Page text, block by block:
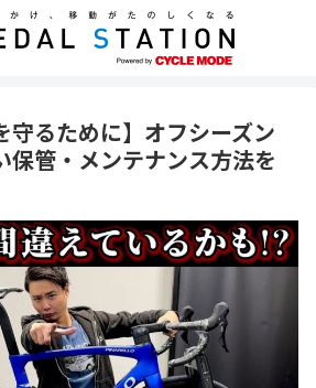
守るために】オフシーズン
保管・メンテナンス方法を